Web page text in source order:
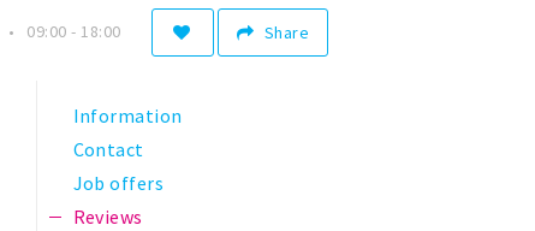
Share
09:00 - 18:00
Information
Contact
Job offers
Reviews